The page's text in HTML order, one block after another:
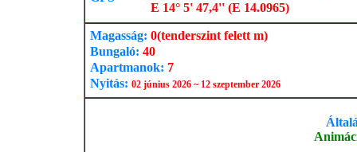
E 14° 5' 47,4'' (E 14.0965)
Magasság: 0(tenderszint felett m)
Bungaló: 40
Apartmanok: 7
Nyitás: 02 június 2026 ~ 12 szeptember 2026